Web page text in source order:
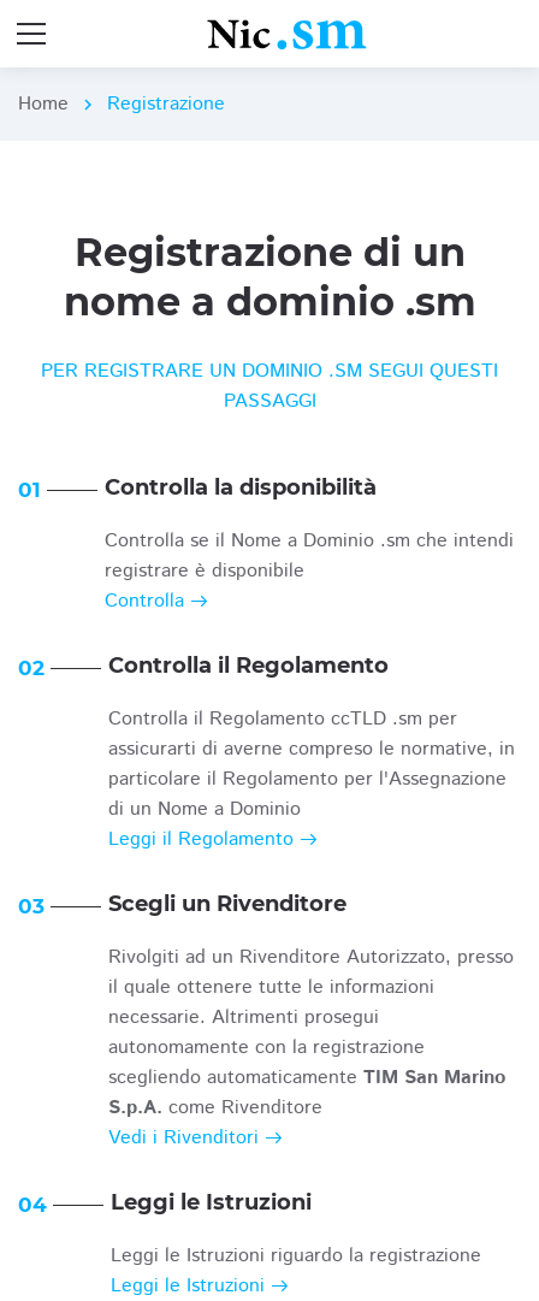
Home chevron_right Registrazione
Registrazione di un
nome a dominio .sm
PER REGISTRARE UN DOMINIO .SM SEGUI QUESTI
PASSAGGI
01 Controlla la disponibilità
Controlla se il Nome a Dominio .sm che intendi
registrare è disponibile
Controlla
02 Controlla il Regolamento
Controlla il Regolamento ccTLD .sm per
assicurarti di averne compreso le normative, in
particolare il Regolamento per l'Assegnazione
di un Nome a Dominio
Leggi il Regolamento
03 Scegli un Rivenditore
Rivolgiti ad un Rivenditore Autorizzato, presso
il quale ottenere tutte le informazioni
necessarie. Altrimenti prosegui
autonomamente con la registrazione
scegliendo automaticamente TIM San Marino
S.p.A. come Rivenditore
Vedi i Rivenditori
04 Leggi le Istruzioni
Leggi le Istruzioni riguardo la registrazione
Leggi le Istruzioni